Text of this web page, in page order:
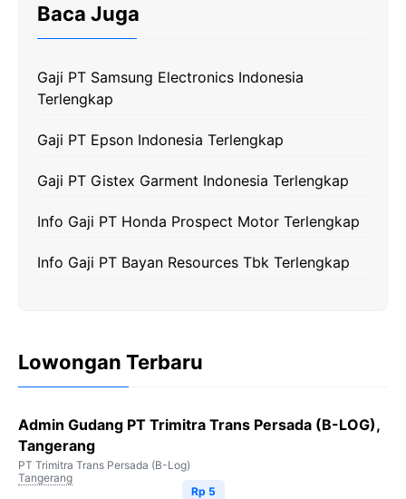
o
g
a
p
n
Baca Juga
Gaji PT Samsung Electronics Indonesia
Terlengkap
Gaji PT Epson Indonesia Terlengkap
Gaji PT Gistex Garment Indonesia Terlengkap
Info Gaji PT Honda Prospect Motor Terlengkap
Info Gaji PT Bayan Resources Tbk Terlengkap
Lowongan Terbaru
Admin Gudang PT Trimitra Trans Persada (B-LOG),
Tangerang
PT Trimitra Trans Persada (B-Log)
Tangerang
Rp 5